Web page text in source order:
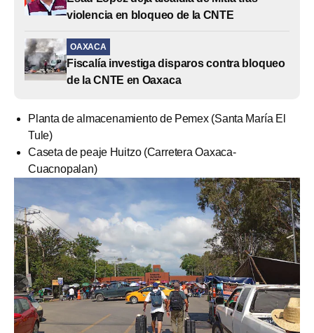
violencia en bloqueo de la CNTE
OAXACA
Fiscalía investiga disparos contra bloqueo
de la CNTE en Oaxaca
Planta de almacenamiento de Pemex (Santa María El
Tule)
Caseta de peaje Huitzo (Carretera Oaxaca-
Cuacnopalan)